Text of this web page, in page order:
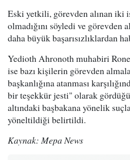
Eski yetkili, görevden alınan iki
olmadığını söyledi ve görevden
daha büyük başarısızlıklardan
Yedioth Ahronoth muhabiri
ise bazı kişilerin görevden
başkanlığına atanması
bir teşekkür jesti" olarak
altındaki başbakana yönelik
yöneltildiği belirtildi.
Kaynak: Mepa News